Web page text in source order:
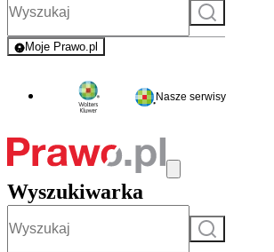
Szukaj
Moje Prawo.pl
- rejestracja i logowanie do serwisu
Nasze serwisy
Wyszukiwarka
Szukaj